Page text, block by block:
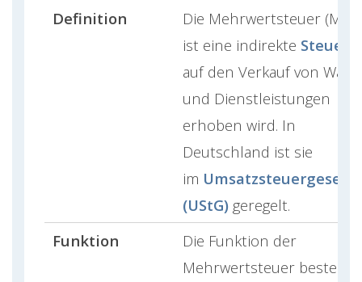
Definition
Die Mehrwertsteuer
ist eine indirekte Steuer
auf den Verkauf von
und Dienstleistungen
erhoben wird. In
Deutschland ist sie
im Umsatzsteuergesetz
(UStG) geregelt.
Funktion
Die Funktion der
Mehrwertsteuer besteht